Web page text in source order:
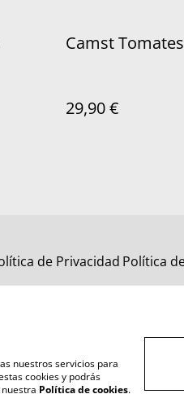
Camst Tomates
29,90 €
de Privacidad Política
nuestros servicios para
cookies y podrás
Política de cookies.